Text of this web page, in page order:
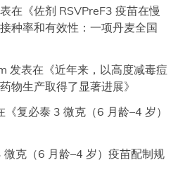
在《佐剂 RSVPreF3 疫苗在慢
种率和有效性：一项丹麦全国
发表在《近年来，以高度减毒痘
物生产取得了显著进展》
《复必泰 3 微克（6 月龄–4 岁）
微克（6 月龄–4 岁）疫苗配制规